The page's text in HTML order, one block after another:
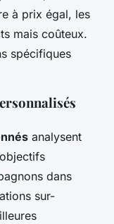
à prix égal, les
mais coûteux.
spécifiques
analysent
dans
sur-